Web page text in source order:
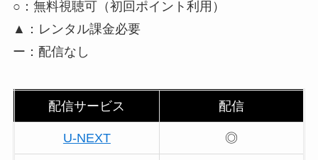
○：無料視聴可（初回ポイント利用）
▲：レンタル課金必要
ー：配信なし
配信サービス 配信
U-NEXT ◎